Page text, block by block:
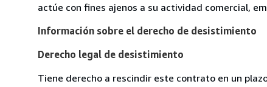
actúe con fines ajenos a su actividad comercial,
Información sobre el derecho de desistimiento
Derecho legal de desistimiento
Tiene derecho a rescindir este contrato en un